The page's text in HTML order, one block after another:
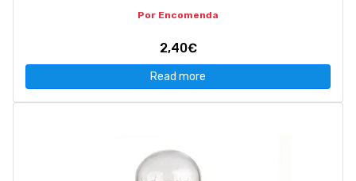
Por Encomenda
2,40€
Read more